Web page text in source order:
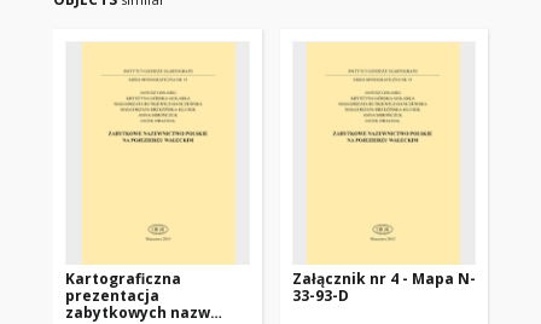
Kartograficzna
prezentacja
zabytkowych nazw
Załącznik nr 4 - Mapa N-
33-93-D